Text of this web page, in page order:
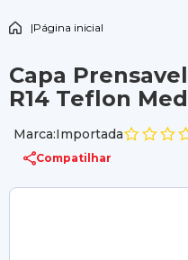
|Página inicial
Capa
R14 Teflon
Marca:Importada
Compatilhar